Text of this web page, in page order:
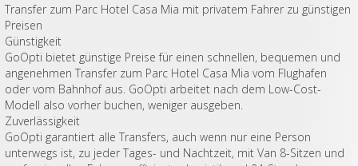
Transfer zum Parc Hotel Casa Mia mit privatem Fahrer zu günstigen
Preisen
Günstigkeit
GoOpti bietet günstige Preise für einen schnellen, bequemen und
angenehmen Transfer zum Parc Hotel Casa Mia vom Flughafen
oder vom Bahnhof aus. GoOpti arbeitet nach dem Low-Cost-
Modell also vorher buchen, weniger ausgeben.
Zuverlässigkeit
GoOpti garantiert alle Transfers, auch wenn nur eine Person
unterwegs ist, zu jeder Tages- und Nachtzeit, mit Van 8-Sitzen und